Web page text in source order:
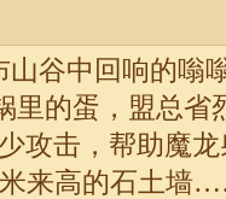
山谷中回响的嗡
里的蛋，盟总省
攻击，帮助魔
来高的石土墙